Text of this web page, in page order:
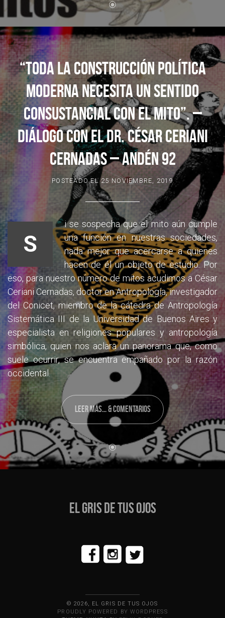
“TODA LA CONSTRUCCIÓN POLÍTICA
MODERNA NECESITA UN SENTIDO
CONSUSTANCIAL CON EL MITO”. –
DIÁLOGO CON EL DR. CÉSAR CERIANI
CERNADAS – ANDÉN 92
POSTEADO EL25 NOVIEMBRE, 2019
S
i se sospecha que el mito aún cumple
una función en nuestras sociedades,
nada mejor que acercarse a quienes
hacen de él un objeto de estudio. Por
eso, para nuestro número de mitos acudimos a César
Ceriani Cernadas, doctor en Antropología, investigador
del Conicet, miembro de la cátedra de Antropología
Sistemática III de la Universidad de Buenos Aires y
especialista en religiones populares y antropología
simbólica, quien nos aclara un panorama que, como
suele ocurrir, se encuentra empañado por la razón
occidental.
LEER MÁS... & COMENTARIOS
EL GRIS DE TUS OJOS
© 2026, EL GRIS DE TUS OJOS
PROUDLY POWERED BY WORDPRESS